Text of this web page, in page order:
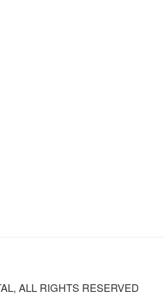
ALL RIGHTS RESERVED